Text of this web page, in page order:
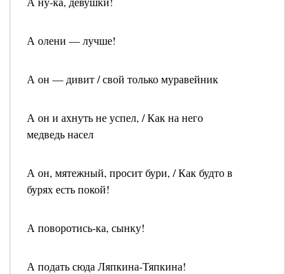
А олени — лучше!
А он — дивит / свой только муравейник
А он и ахнуть не успел, / Как на него
медведь насел
А он, мятежный, просит бури, / Как будто в
бурях есть покой!
А поворотись-ка, сынку!
А подать сюда Ляпкина-Тяпкина!